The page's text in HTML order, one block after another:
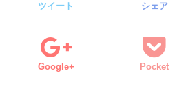
ツイート シェア
Google+ Pocket